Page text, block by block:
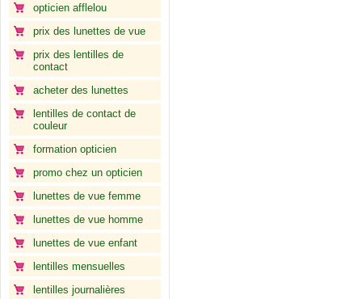
opticien afflelou
prix des lunettes de vue
prix des lentilles de
contact
acheter des lunettes
lentilles de contact de
couleur
formation opticien
promo chez un opticien
lunettes de vue femme
lunettes de vue homme
lunettes de vue enfant
lentilles mensuelles
lentilles journalières